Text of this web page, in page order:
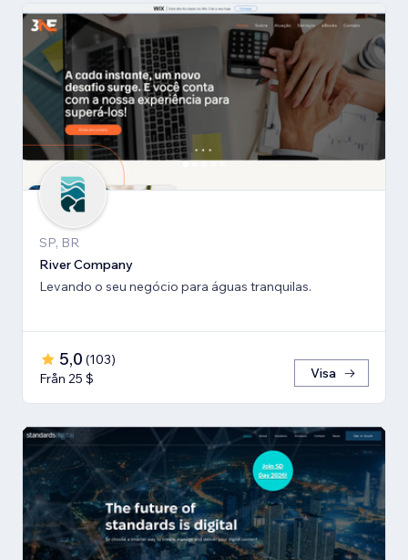
SP, BR
River Company
Levando o seu negócio para águas tranquilas.
5,0 (103)
Från 25 $
Visa